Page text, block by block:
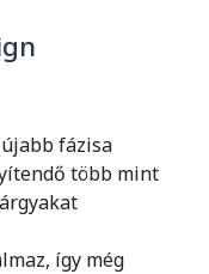
fázisa
több mint
így még